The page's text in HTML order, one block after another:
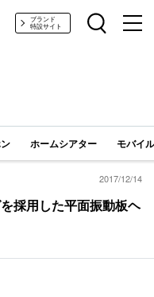
ェットブランド
特設サイト
ホームシアター モバイ
2017/12/14
採用した平面振動板ヘ